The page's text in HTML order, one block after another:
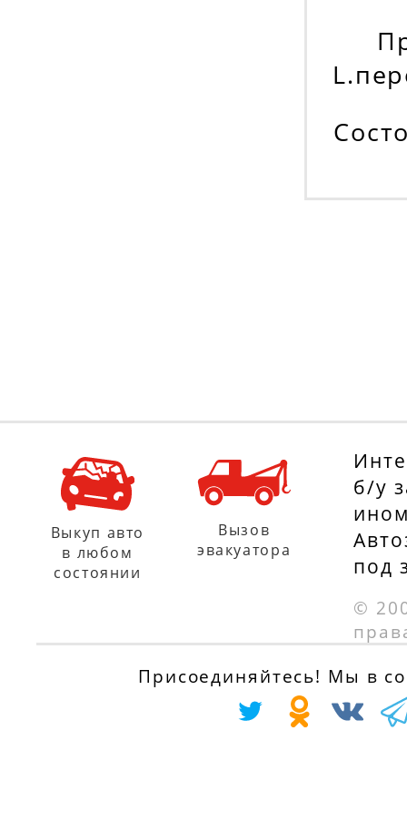
б/у
под
©
Выкуп авто
в любом
состоянии
Вызов
эвакуатора
Присоединяйтесь! Мы в